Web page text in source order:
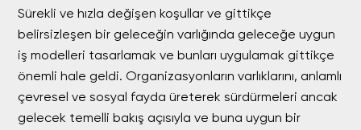
Sürekli ve hızla değişen koşullar ve gittikçe
belirsizleşen bir geleceğin varlığında geleceğe uygun
iş modelleri tasarlamak ve bunları uygulamak gittikçe
önemli hale geldi. Organizasyonların varlıklarını, anlamlı
çevresel ve sosyal fayda üreterek sürdürmeleri ancak
gelecek temelli bakış açısıyla ve buna uygun bir